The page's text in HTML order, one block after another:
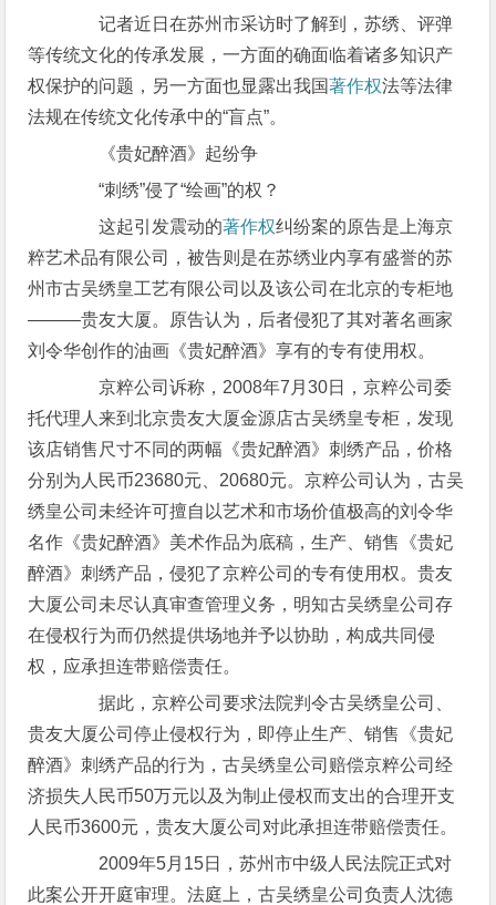
记者近日在苏州市采访时了解到，苏绣、评弹
等传统文化的传承发展，一方面的确面临着诸多知识产
权保护的问题，另一方面也显露出我国著作权法等法律
法规在传统文化传承中的“盲点”。
《贵妃醉酒》起纷争
“刺绣”侵了“绘画”的权？
这起引发震动的著作权纠纷案的原告是上海京
粹艺术品有限公司，被告则是在苏绣业内享有盛誉的苏
州市古吴绣皇工艺有限公司以及该公司在北京的专柜地
———贵友大厦。原告认为，后者侵犯了其对著名画家
刘令华创作的油画《贵妃醉酒》享有的专有使用权。
京粹公司诉称，2008年7月30日，京粹公司委
托代理人来到北京贵友大厦金源店古吴绣皇专柜，发现
该店销售尺寸不同的两幅《贵妃醉酒》刺绣产品，价格
分别为人民币23680元、20680元。京粹公司认为，古吴
绣皇公司未经许可擅自以艺术和市场价值极高的刘令华
名作《贵妃醉酒》美术作品为底稿，生产、销售《贵妃
醉酒》刺绣产品，侵犯了京粹公司的专有使用权。贵友
大厦公司未尽认真审查管理义务，明知古吴绣皇公司存
在侵权行为而仍然提供场地并予以协助，构成共同侵
权，应承担连带赔偿责任。
据此，京粹公司要求法院判令古吴绣皇公司、
贵友大厦公司停止侵权行为，即停止生产、销售《贵妃
醉酒》刺绣产品的行为，古吴绣皇公司赔偿京粹公司经
济损失人民币50万元以及为制止侵权而支出的合理开支
人民币3600元，贵友大厦公司对此承担连带赔偿责任。
2009年5月15日，苏州市中级人民法院正式对
此案公开开庭审理。法庭上，古吴绣皇公司负责人沈德